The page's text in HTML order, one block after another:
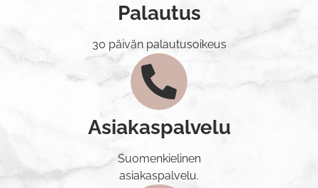
Palautus
30 päivän palautusoikeus
Asiakaspalvelu
Suomenkielinen
asiakaspalvelu.